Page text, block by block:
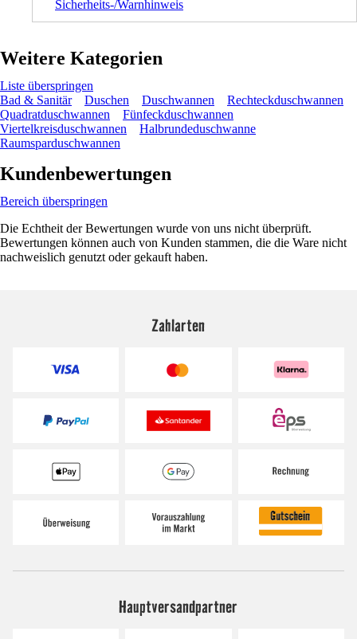
Sicherheits-/Warnhinweis
Weitere Kategorien
Liste überspringen
Bad & Sanitär
Duschen Duschwannen
Rechteckduschwannen
Quadratduschwannen
Fünfeckduschwannen
Viertelkreisduschwannen
Halbrundeduschwanne
Raumsparduschwannen
Kundenbewertungen
Bereich überspringen
Die Echtheit der Bewertungen wurde von uns nicht überprüft.
Bewertungen können auch von Kunden stammen, die die Ware nicht
nachweislich genutzt oder gekauft haben.
Zahlarten
Hauptversandpartner